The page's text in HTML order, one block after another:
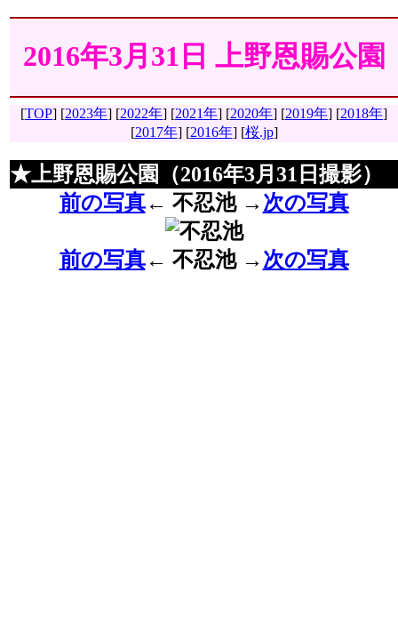
2016年3月31日 上野恩賜公園
[TOP] [2023年] [2022年] [2021年] [2020年] [2019年] [2018年]
[2017年] [2016年] [桜.jp]
★上野恩賜公園（2016年3月31日撮影）
前の写真← 不忍池→ 次の写真
前の写真← 不忍池→ 次の写真